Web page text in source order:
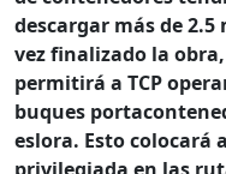
descargar más de 2.5
vez finalizado la obra,
permitirá a TCP
buques
eslora. Esto colocará